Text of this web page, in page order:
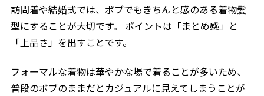
訪問着や結婚式では、ボブでもきちんと感のある着物髪
型にすることが大切です。 ポイントは「まとめ感」と
「上品さ」を出すことです。
フォーマルな着物は華やかな場で着ることが多いため、
普段のボブのままだとカジュアルに見えてしまうことが